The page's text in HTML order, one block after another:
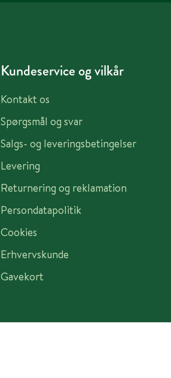
Kundeservice og vilkår
Kontakt os
Spørgsmål og svar
Salgs- og leveringsbetingelser
Levering
Returnering og reklamation
Persondatapolitik
Cookies
Erhvervskunde
Gavekort